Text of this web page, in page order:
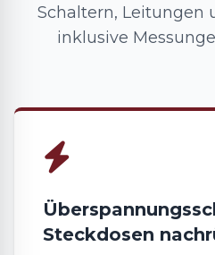
Schaltern, Leitungen
inklusive
Steckdosen